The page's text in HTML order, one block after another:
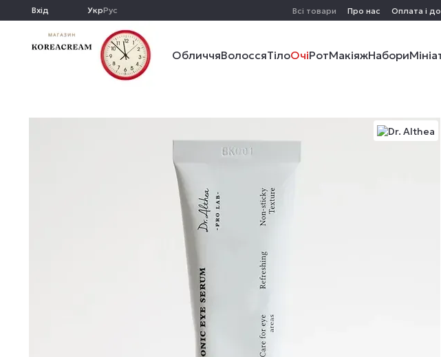
Перейти до основного контенту
Вхід УкрРус Всі товари Про нас Оплата і
ОбличчяВолоссяТілоОчіРотМакіяжНабори